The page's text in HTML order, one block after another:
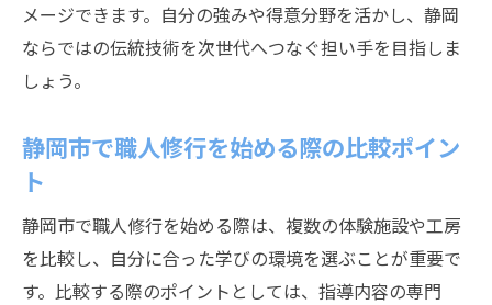
メージできます。自分の強みや得意分野を活かし、静岡
ならではの伝統技術を次世代へつなぐ担い手を目指しま
しょう。
静岡市で職人修行を始める際の比較ポイン
ト
静岡市で職人修行を始める際は、複数の体験施設や工房
を比較し、自分に合った学びの環境を選ぶことが重要で
す。比較する際のポイントとしては、指導内容の専門